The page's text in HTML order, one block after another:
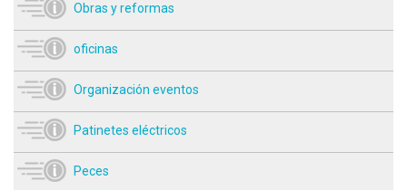
Obras y reformas
oficinas
Organización eventos
Patinetes eléctricos
Peces